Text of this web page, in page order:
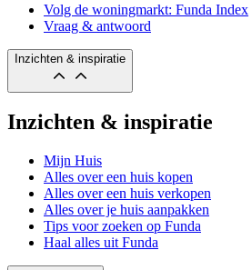
Volg de woningmarkt: Funda Index
Vraag & antwoord
Inzichten & inspiratie
Inzichten & inspiratie
Mijn Huis
Alles over een huis kopen
Alles over een huis verkopen
Alles over je huis aanpakken
Tips voor zoeken op Funda
Haal alles uit Funda